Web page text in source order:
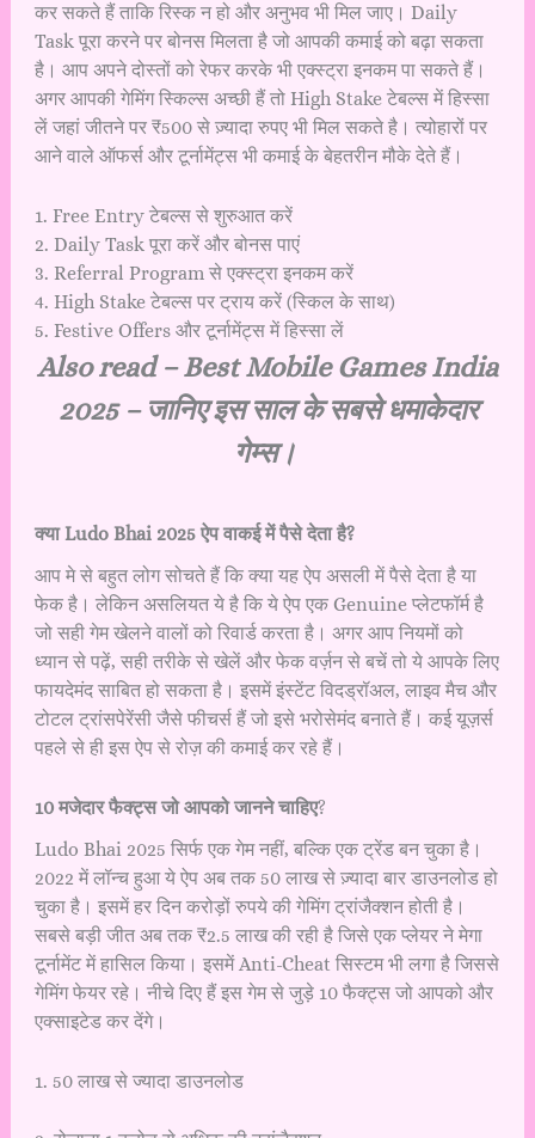
कर सकते हैं ताकि रिस्क न हो और अनुभव भी मिल जाए। Daily
Task पूरा करने पर बोनस मिलता है जो आपकी कमाई को बढ़ा सकता
है। आप अपने दोस्तों को रेफर करके भी एक्स्ट्रा इनकम पा सकते हैं।
अगर आपकी गेमिंग स्किल्स अच्छी हैं तो High Stake टेबल्स में हिस्सा
लें जहां जीतने पर ₹500 से ज़्यादा रुपए भी मिल सकते है। त्योहारों पर
आने वाले ऑफर्स और टूर्नामेंट्स भी कमाई के बेहतरीन मौके देते हैं।
1. Free Entry टेबल्स से शुरुआत करें
2. Daily Task पूरा करें और बोनस पाएं
3. Referral Program से एक्स्ट्रा इनकम करें
4. High Stake टेबल्स पर ट्राय करें (स्किल के साथ)
5. Festive Offers और टूर्नामेंट्स में हिस्सा लें
Also read –Best Mobile Games India
2025 – जानिए इस साल के सबसे धमाकेदार
गेम्स।
क्या Ludo Bhai 2025 ऐप वाकई में पैसे देता है?
आप मे से बहुत लोग सोचते हैं कि क्या यह ऐप असली में पैसे देता है या
फेक है। लेकिन असलियत ये है कि ये ऐप एक Genuine प्लेटफॉर्म है
जो सही गेम खेलने वालों को रिवार्ड करता है। अगर आप नियमों को
ध्यान से पढ़ें, सही तरीके से खेलें और फेक वर्ज़न से बचें तो ये आपके लिए
फायदेमंद साबित हो सकता है। इसमें इंस्टेंट विदड्रॉअल, लाइव मैच और
टोटल ट्रांसपेरेंसी जैसे फीचर्स हैं जो इसे भरोसेमंद बनाते हैं। कई यूज़र्स
पहले से ही इस ऐप से रोज़ की कमाई कर रहे हैं।
10 मजेदार फैक्ट्स जो आपको जानने चाहिए?
Ludo Bhai 2025 सिर्फ एक गेम नहीं, बल्कि एक ट्रेंड बन चुका है।
2022 में लॉन्च हुआ ये ऐप अब तक 50 लाख से ज़्यादा बार डाउनलोड हो
चुका है। इसमें हर दिन करोड़ों रुपये की गेमिंग ट्रांजैक्शन होती है।
सबसे बड़ी जीत अब तक ₹2.5 लाख की रही है जिसे एक प्लेयर ने मेगा
टूर्नामेंट में हासिल किया। इसमें Anti-Cheat सिस्टम भी लगा है जिससे
गेमिंग फेयर रहे। नीचे दिए हैं इस गेम से जुड़े 10 फैक्ट्स जो आपको और
एक्साइटेड कर देंगे।
1. 50 लाख से ज्यादा डाउनलोड